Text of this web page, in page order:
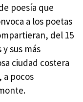
poesía que
a los poetas
del 15
sus más
ciudad costera
a pocos